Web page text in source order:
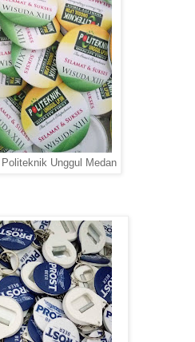
Unggul Medan